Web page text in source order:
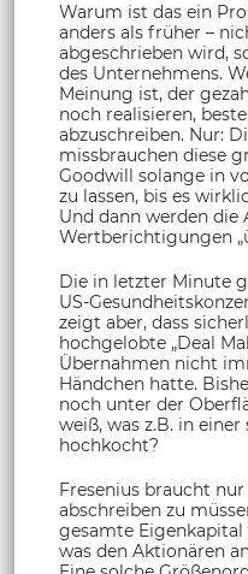
Warum ist das ein
anders als früher –
abgeschrieben wird,
des Unternehmens.
Meinung ist, der
noch realisieren,
abzuschreiben. Nur:
missbrauchen diese
Goodwill solange in
zu lassen, bis es
Und dann werden
Wertberichtigungen
Die in letzter Minute
US-
zeigt aber, dass
hochgelobte „Deal
Übernahmen nicht
Händchen hatte.
noch unter der
weiß, was z.B. in einer
hochkocht?
Fresenius braucht
abschreiben zu
gesamte Eigenkapital
was den Aktionären